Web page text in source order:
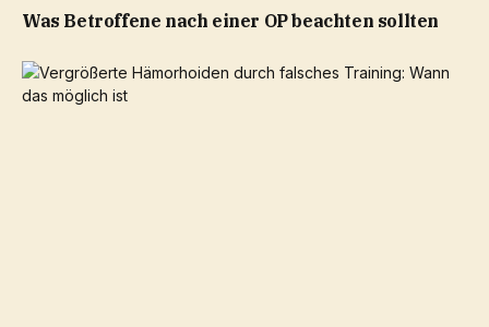
Was Betroffene nach einer OP beachten sollten